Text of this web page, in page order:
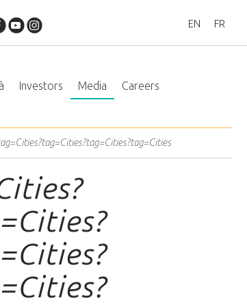
EN FR
Investors Media Careers